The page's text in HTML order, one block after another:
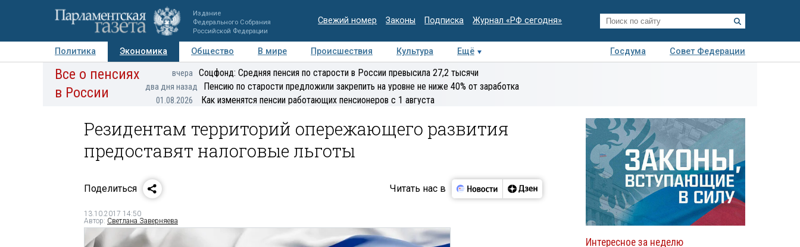
Издание
Федерального Собрания
Российской Федерации
Свежий номер Законы Подписка Журнал «РФ сегодня»
Политика Экономика Общество В мире Происшествия Культура Ещё Госдума
Совет Федерации
Авторы Персоны Мнения Регионы Медиацентр Интервью Колумнисты
экспертиза
Все о пенсиях
в России
вчера Соцфонд: Средняя пенсия по старости в России превысила 27,2 тысячи
два дня назад Пенсию по старости предложили закрепить на уровне не ниже 40% от заработка
01.08.2026 Как изменятся пенсии работающих пенсионеров с 1 августа
Резидентам территорий опережающего развития
предоставят налоговые льготы
Поделиться Читать нас в
13.10.2017 14:50
Автор: Светлана Заверняева
Интересное за неделю